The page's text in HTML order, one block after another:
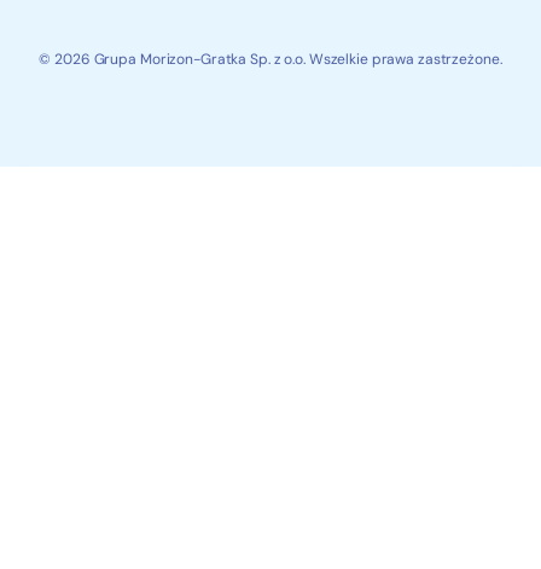
© 2026 Grupa Morizon-Gratka Sp. z o.o. Wszelkie prawa zastrzeżone.